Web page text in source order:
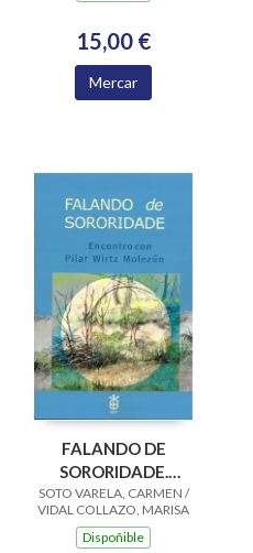
IGREXA
15,00 €
Mercar
FALANDO DE
SORORIDADE.
ENCONTRO CON
PILAR WIRTZ
MOLEZUN
SOTO VARELA, CARMEN /
VIDAL COLLAZO, MARISA
Dispoñible